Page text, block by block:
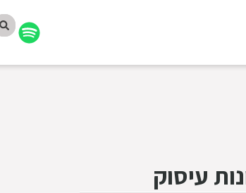
עיסוק